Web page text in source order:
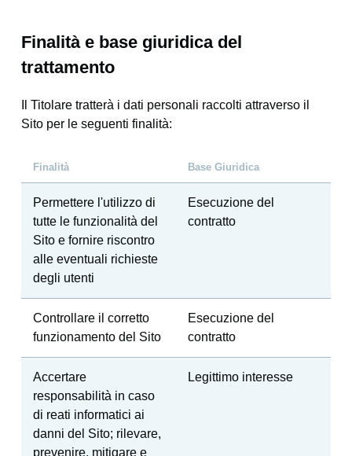
Finalità e base giuridica del
trattamento
Il Titolare tratterà i dati personali raccolti attraverso il
Sito per le seguenti finalità:
Finalità Base Giuridica
Permettere l'utilizzo di
tutte le funzionalità del
Sito e fornire riscontro
alle eventuali richieste
degli utenti
Esecuzione del
contratto
Controllare il corretto
funzionamento del Sito
Esecuzione del
contratto
Accertare
responsabilità in caso
di reati informatici ai
danni del Sito; rilevare,
prevenire, mitigare e
Legittimo interesse